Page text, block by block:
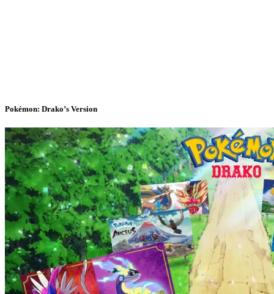
Pokémon: Drako’s Version